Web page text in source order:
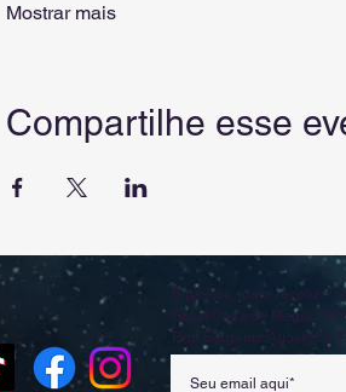
Mostrar mais
Compartilhe esse
Siga-nos, para receber
Graal Casa de Magia *
Rua Sargento Agostinho